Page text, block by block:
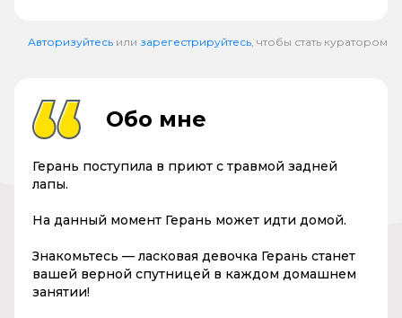
Авторизуйтесь или зарегестрируйтесь , чтобы стать куратором
Обо мне
Герань поступила в приют с травмой задней
лапы.
На данный момент Герань может идти домой.
Знакомьтесь — ласковая девочка Герань станет
вашей верной спутницей в каждом домашнем
занятии!